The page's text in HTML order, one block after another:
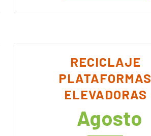
RECICLAJE
PLATAFORMAS
ELEVADORAS
Agosto